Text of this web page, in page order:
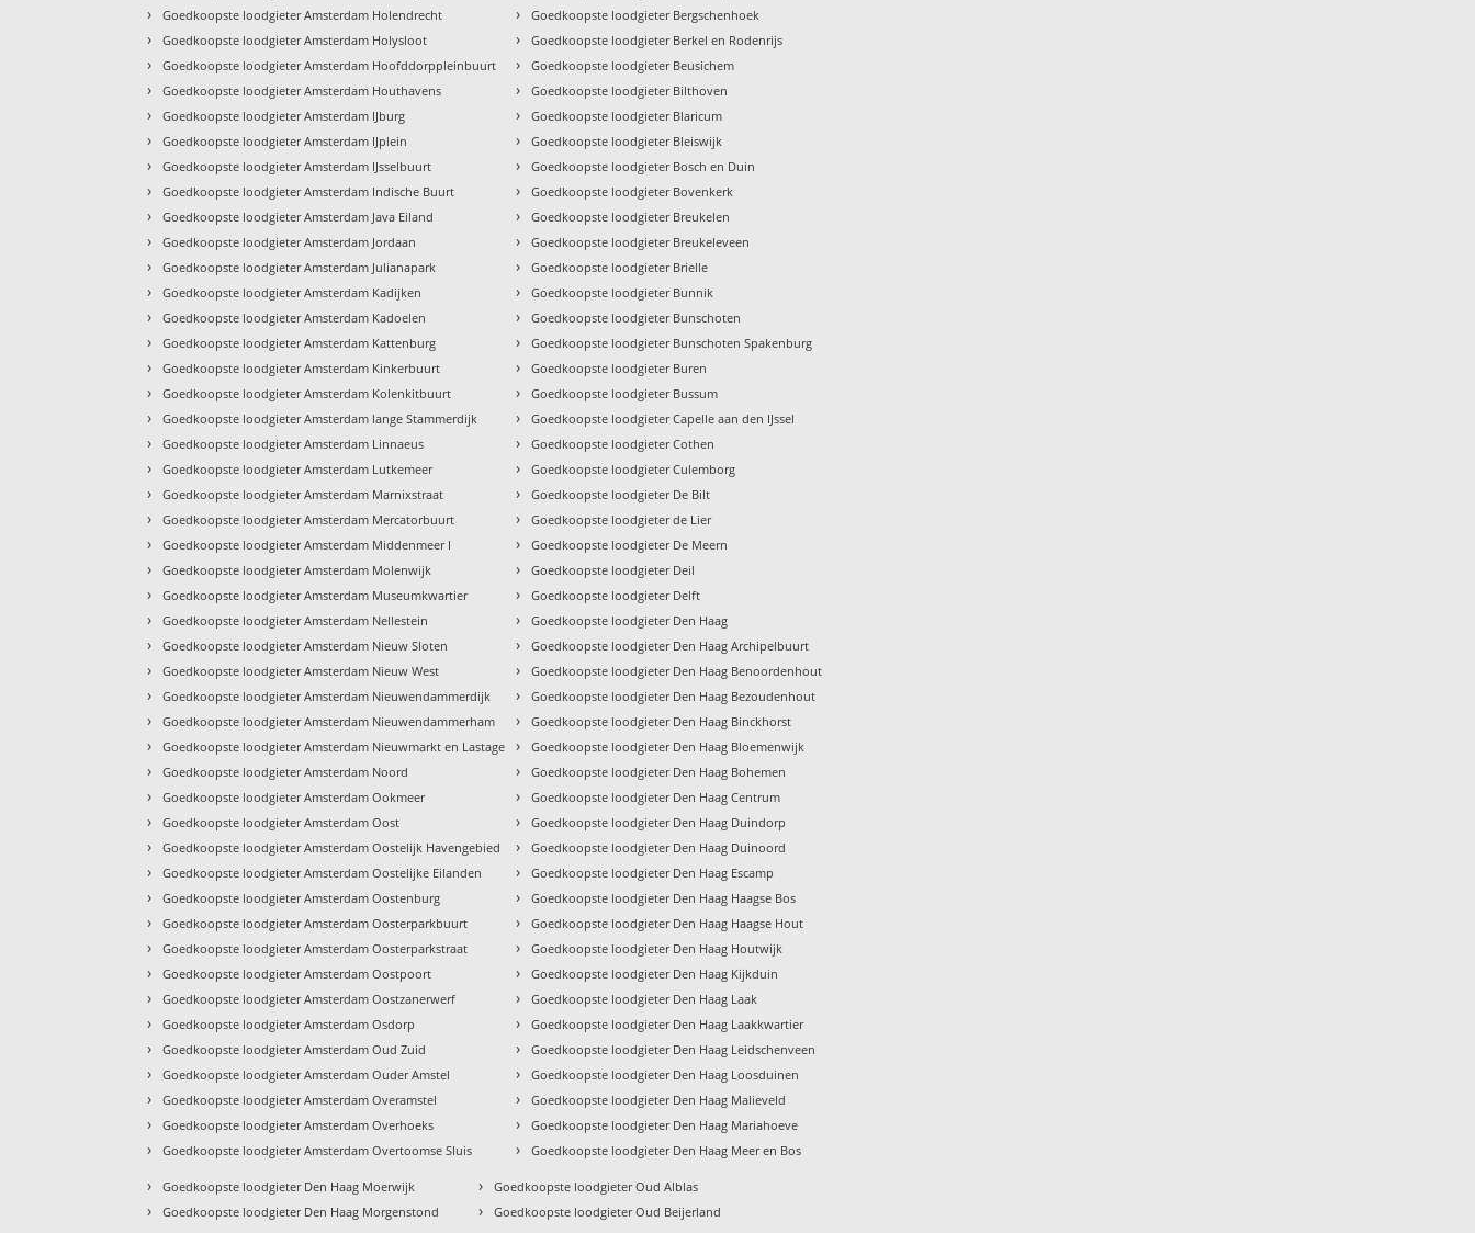
› Goedkoopste loodgieter Amsterdam Holendrecht
› Goedkoopste loodgieter Amsterdam Holysloot
› Goedkoopste loodgieter Amsterdam Hoofddorppleinbuurt
› Goedkoopste loodgieter Amsterdam Houthavens
› Goedkoopste loodgieter Amsterdam IJburg
› Goedkoopste loodgieter Amsterdam IJplein
› Goedkoopste loodgieter Amsterdam IJsselbuurt
› Goedkoopste loodgieter Amsterdam Indische Buurt
› Goedkoopste loodgieter Amsterdam Java Eiland
› Goedkoopste loodgieter Amsterdam Jordaan
› Goedkoopste loodgieter Amsterdam Julianapark
› Goedkoopste loodgieter Amsterdam Kadijken
› Goedkoopste loodgieter Amsterdam Kadoelen
› Goedkoopste loodgieter Amsterdam Kattenburg
› Goedkoopste loodgieter Amsterdam Kinkerbuurt
› Goedkoopste loodgieter Amsterdam Kolenkitbuurt
› Goedkoopste loodgieter Amsterdam lange Stammerdijk
› Goedkoopste loodgieter Amsterdam Linnaeus
› Goedkoopste loodgieter Amsterdam Lutkemeer
› Goedkoopste loodgieter Amsterdam Marnixstraat
› Goedkoopste loodgieter Amsterdam Mercatorbuurt
› Goedkoopste loodgieter Amsterdam Middenmeer I
› Goedkoopste loodgieter Amsterdam Molenwijk
› Goedkoopste loodgieter Amsterdam Museumkwartier
› Goedkoopste loodgieter Amsterdam Nellestein
› Goedkoopste loodgieter Amsterdam Nieuw Sloten
› Goedkoopste loodgieter Amsterdam Nieuw West
› Goedkoopste loodgieter Amsterdam Nieuwendammerdijk
› Goedkoopste loodgieter Amsterdam Nieuwendammerham
› Goedkoopste loodgieter Amsterdam Nieuwmarkt en Lastage
› Goedkoopste loodgieter Amsterdam Noord
› Goedkoopste loodgieter Amsterdam Ookmeer
› Goedkoopste loodgieter Amsterdam Oost
› Goedkoopste loodgieter Amsterdam Oostelijk Havengebied
› Goedkoopste loodgieter Amsterdam Oostelijke Eilanden
› Goedkoopste loodgieter Amsterdam Oostenburg
› Goedkoopste loodgieter Amsterdam Oosterparkbuurt
› Goedkoopste loodgieter Amsterdam Oosterparkstraat
› Goedkoopste loodgieter Amsterdam Oostpoort
› Goedkoopste loodgieter Amsterdam Oostzanerwerf
› Goedkoopste loodgieter Amsterdam Osdorp
› Goedkoopste loodgieter Amsterdam Oud Zuid
› Goedkoopste loodgieter Amsterdam Ouder Amstel
› Goedkoopste loodgieter Amsterdam Overamstel
› Goedkoopste loodgieter Amsterdam Overhoeks
› Goedkoopste loodgieter Amsterdam Overtoomse Sluis
› Goedkoopste loodgieter Bergschenhoek
› Goedkoopste loodgieter Berkel en Rodenrijs
› Goedkoopste loodgieter Beusichem
› Goedkoopste loodgieter Bilthoven
› Goedkoopste loodgieter Blaricum
› Goedkoopste loodgieter Bleiswijk
› Goedkoopste loodgieter Bosch en Duin
› Goedkoopste loodgieter Bovenkerk
› Goedkoopste loodgieter Breukelen
› Goedkoopste loodgieter Breukeleveen
› Goedkoopste loodgieter Brielle
› Goedkoopste loodgieter Bunnik
› Goedkoopste loodgieter Bunschoten
› Goedkoopste loodgieter Bunschoten Spakenburg
› Goedkoopste loodgieter Buren
› Goedkoopste loodgieter Bussum
› Goedkoopste loodgieter Capelle aan den IJssel
› Goedkoopste loodgieter Cothen
› Goedkoopste loodgieter Culemborg
› Goedkoopste loodgieter De Bilt
› Goedkoopste loodgieter de Lier
› Goedkoopste loodgieter De Meern
› Goedkoopste loodgieter Deil
› Goedkoopste loodgieter Delft
› Goedkoopste loodgieter Den Haag
› Goedkoopste loodgieter Den Haag Archipelbuurt
› Goedkoopste loodgieter Den Haag Benoordenhout
› Goedkoopste loodgieter Den Haag Bezoudenhout
› Goedkoopste loodgieter Den Haag Binckhorst
› Goedkoopste loodgieter Den Haag Bloemenwijk
› Goedkoopste loodgieter Den Haag Bohemen
› Goedkoopste loodgieter Den Haag Centrum
› Goedkoopste loodgieter Den Haag Duindorp
› Goedkoopste loodgieter Den Haag Duinoord
› Goedkoopste loodgieter Den Haag Escamp
› Goedkoopste loodgieter Den Haag Haagse Bos
› Goedkoopste loodgieter Den Haag Haagse Hout
› Goedkoopste loodgieter Den Haag Houtwijk
› Goedkoopste loodgieter Den Haag Kijkduin
› Goedkoopste loodgieter Den Haag Laak
› Goedkoopste loodgieter Den Haag Laakkwartier
› Goedkoopste loodgieter Den Haag Leidschenveen
› Goedkoopste loodgieter Den Haag Loosduinen
› Goedkoopste loodgieter Den Haag Malieveld
› Goedkoopste loodgieter Den Haag Mariahoeve
› Goedkoopste loodgieter Den Haag Meer en Bos
› Goedkoopste loodgieter Den Haag Moerwijk
› Goedkoopste loodgieter Den Haag Morgenstond
› Goedkoopste loodgieter Oud Alblas
› Goedkoopste loodgieter Oud Beijerland